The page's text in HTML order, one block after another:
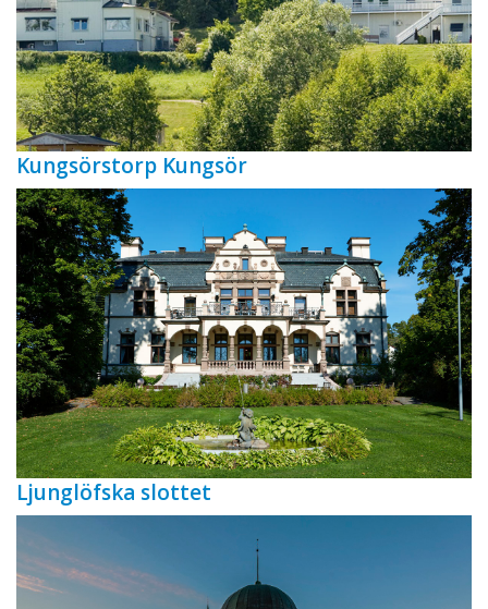
Kungsörstorp Kungsör
Ljunglöfska slottet